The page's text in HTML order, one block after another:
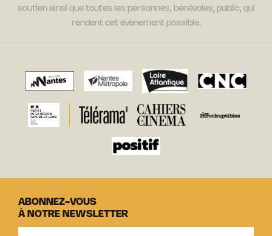
soutien ainsi que toutes les personnes, bénévoles, public, qui
rendent cet évènement possible.
ABONNEZ-VOUS
À NOTRE NEWSLETTER